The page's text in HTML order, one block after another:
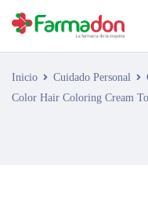
Inicio Cuidado Personal
Color Hair Coloring Cream